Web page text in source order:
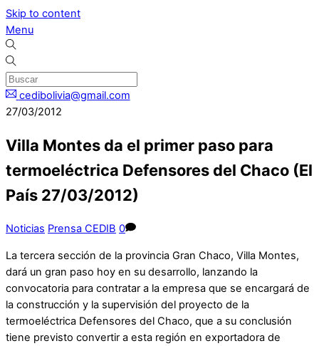
Skip to content
Menu
cedibolivia@gmail.com
27/03/2012
Villa Montes da el primer paso para
termoeléctrica Defensores del Chaco (El
País 27/03/2012)
Noticias Prensa CEDIB 0
La tercera sección de la provincia Gran Chaco, Villa Montes,
dará un gran paso hoy en su desarrollo, lanzando la
convocatoria para contratar a la empresa que se encargará de
la construcción y la supervisión del proyecto de la
termoeléctrica Defensores del Chaco, que a su conclusión
tiene previsto convertir a esta región en exportadora de